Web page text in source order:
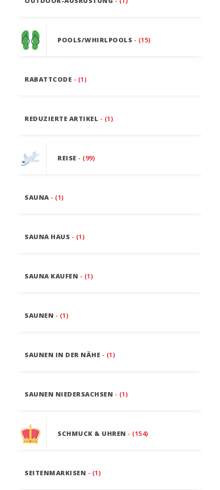
POOLS/WHIRLPOOLS - (15)
RABATTCODE - (1)
REDUZIERTE ARTIKEL - (1)
REISE - (99)
SAUNA - (1)
SAUNA HAUS - (1)
SAUNA KAUFEN - (1)
SAUNEN - (1)
SAUNEN IN DER NÄHE - (1)
SAUNEN NIEDERSACHSEN - (1)
SCHMUCK & UHREN - (154)
SEITENMARKISEN - (1)